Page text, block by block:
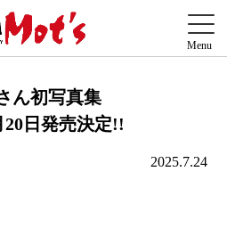
ん初写真集
20日発売決定!!
2025.7.24